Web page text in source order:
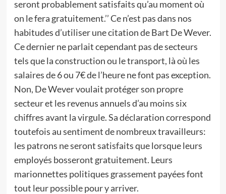
seront probablement satisfaits qu’au moment où
on le fera gratuitement.’’ Ce n’est pas dans nos
habitudes d’utiliser une citation de Bart De Wever.
Ce dernier ne parlait cependant pas de secteurs
tels que la construction ou le transport, là où les
salaires de 6 ou 7€ de l’heure ne font pas exception.
Non, De Wever voulait protéger son propre
secteur et les revenus annuels d’au moins six
chiffres avant la virgule. Sa déclaration correspond
toutefois au sentiment de nombreux travailleurs:
les patrons ne seront satisfaits que lorsque leurs
employés bosseront gratuitement. Leurs
marionnettes politiques grassement payées font
tout leur possible pour y arriver.